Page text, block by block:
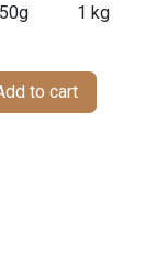
1 kg
to cart